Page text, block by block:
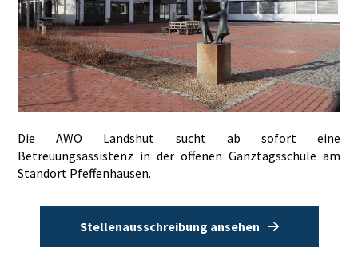
Die AWO Landshut sucht ab sofort eine
Betreuungsassistenz in der offenen Ganztagsschule am
Standort Pfeffenhausen.
Stellenausschreibung ansehen